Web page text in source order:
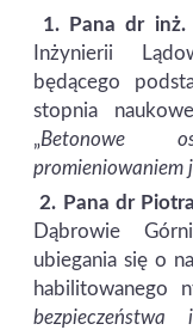
1.
Pana dr inż.
Inżynierii
będącego
stopnia
„Betonowe
promieniowaniem
2. Pana dr
Dąbrowie
ubiegania się o
habilitowanego